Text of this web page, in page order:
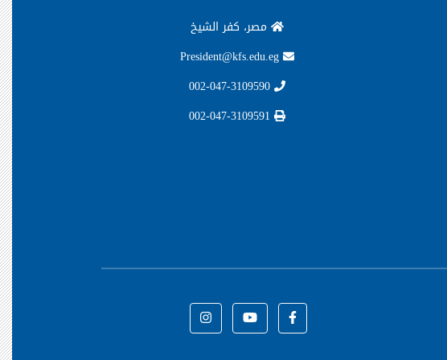
مصر، كفر الشيخ